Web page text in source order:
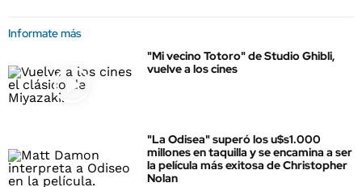
Informate más
"Mi vecino Totoro" de Studio Ghibli,
vuelve a los cines
"La Odisea" superó los u$s1.000
millones en taquilla y se encamina a ser
la película más exitosa de Christopher
Nolan